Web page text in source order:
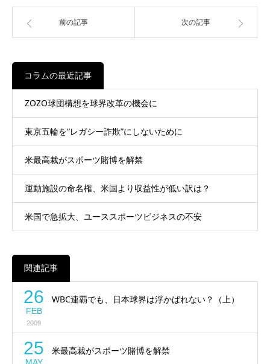
前の記事 次の記事
コラムの最近記事
ZOZO球団構想を球界改革の機会に
東京五輪を“レガシー詐欺”にしないために
米最高裁がスポーツ賭博を解禁
運動施設の命名権、米国より収益性が低い訳は？
米国で急拡大、ユーススポーツビジネスの不安
関連記事
26
FEB
2009
WBC連覇でも、日本球界は浮かばれない？（上）
25 米最高裁がスポーツ賭博を解禁